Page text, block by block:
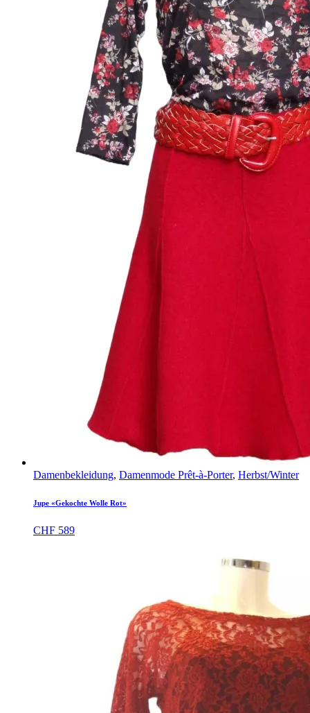
Damenbekleidung, Damenmode Prêt-à-Porter, Herbst/Winter
Jupe «Gekochte Wolle Rot»
CHF 589